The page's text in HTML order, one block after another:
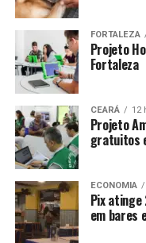
FORTALEZA
Projeto
Fortaleza
CEARÁ 12
Projeto
gratuitos
ECONOMIA
Pix
em bares